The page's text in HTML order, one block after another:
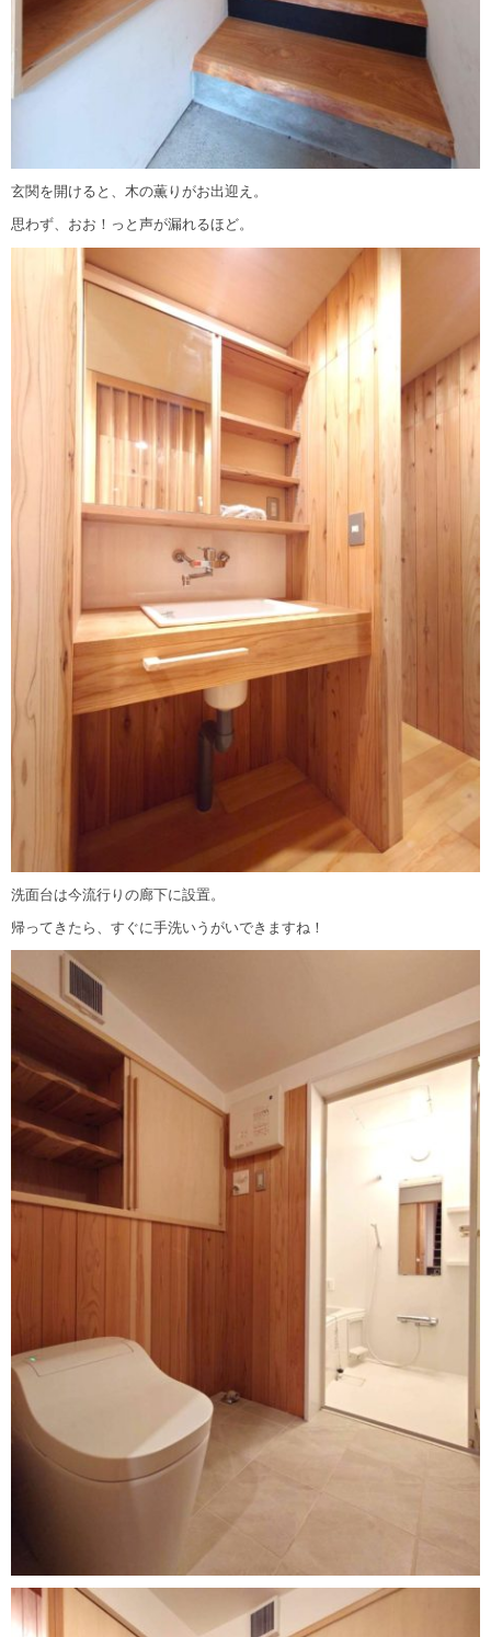
玄関を開けると、木の薫りがお出迎え。
思わず、おお！っと声が漏れるほど。
洗面台は今流行りの廊下に設置。
帰ってきたら、すぐに手洗いうがいできますね！